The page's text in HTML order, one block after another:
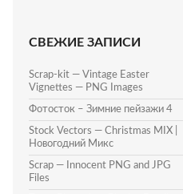
СВЕЖИЕ ЗАПИСИ
Scrap-kit — Vintage Easter
Vignettes — PNG Images
Фотосток – Зимние пейзажи 4
Stock Vectors — Christmas MIX |
Новогодний Микс
Scrap — Innocent PNG and JPG
Files